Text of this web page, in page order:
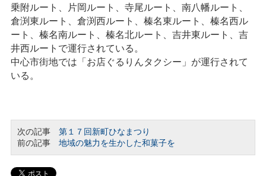
乗附ルート、片岡ルート、寺尾ルート、南八幡ルート、
倉渕東ルート、倉渕西ルート、榛名東ルート、榛名西ル
ート、榛名南ルート、榛名北ルート、吉井東ルート、吉
井西ルートで運行されている。
中心市街地では「お店ぐるりんタクシー」が運行されて
いる。
次の記事 第１７回新町ひなまつり
前の記事 地域の魅力を生かした和菓子を